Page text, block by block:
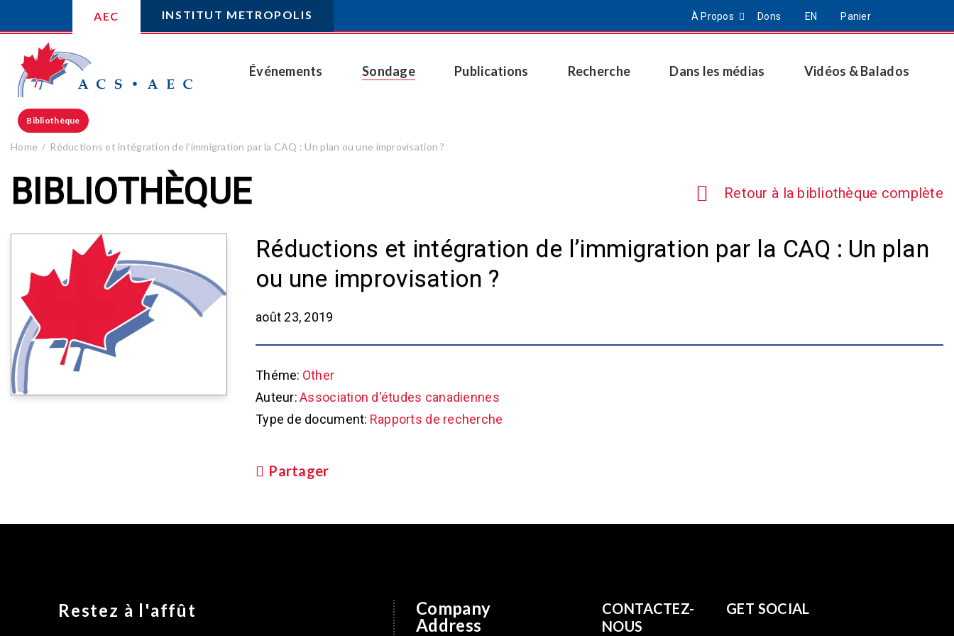
AEC INSTITUT METROPOLIS À Propos Dons EN Panier
Événements Sondage Publications Recherche Dans les médias Vidéos & Balados
Bibliothèque
Home Réductions et intégration de l’immigration par la CAQ : Un plan ou une improvisation ?
BIBLIOTHÈQUE Retour à la bibliothèque complète
Réductions et intégration de l’immigration par la CAQ : Un plan
ou une improvisation ?
août 23, 2019
Théme: Other
Auteur:Association d'études canadiennes
Type de document: Rapports de recherche
Partager
Restez à l'affût
Company
Address
CONTACTEZ-
NOUS
GET SOCIAL